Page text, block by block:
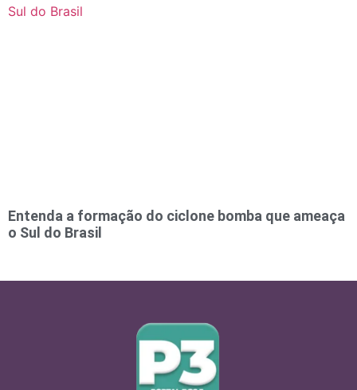
Entenda a formação do ciclone bomba que ameaça
o Sul do Brasil